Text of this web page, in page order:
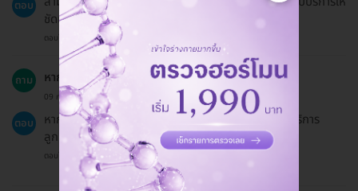
ตอบ
ชัดเจน
ตอบโดยทีมงาน HD
ถาม หากต้องการสอบถามข้อมูลเพิ่มเติมจะทำอย่างไร?
09 ก.ย. 2023
ตอบ
หากต้องการสอบถามข้อมูลเพิ่มเติมสามารถติดต่อทีมบริการ
ลูกค้าผ่านแชทได้ตลอดเวลา
ตอบโดยทีมงาน HD